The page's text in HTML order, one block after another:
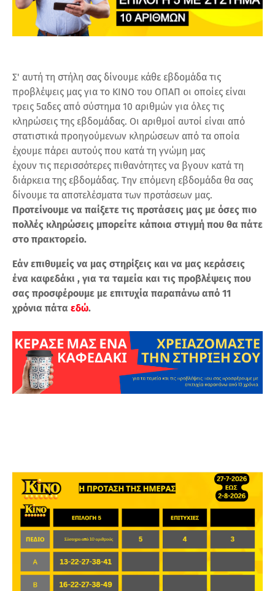
Σ' αυτή τη στήλη σας δίνουμε κάθε εβδομάδα τις
προβλέψεις μας για το ΚΙΝΟ του ΟΠΑΠ οι οποίες είναι
τρεις 5αδες από σύστημα 10 αριθμών για όλες τις
κληρώσεις της εβδομάδας. Οι αριθμοί αυτοί είναι από
στατιστικά προηγούμενων κληρώσεων από τα οποία
έχουμε πάρει αυτούς που κατά τη γνώμη μας
έχουν τις περισσότερες πιθανότητες να βγουν κατά τη
διάρκεια της εβδομάδας. Την επόμενη εβδομάδα θα σας
δίνουμε τα αποτελέσματα των προτάσεων μας.
Προτείνουμε να παίξετε τις προτάσεις μας με όσες πιο
πολλές κληρώσεις μπορείτε κάποια στιγμή που θα πάτε
στο πρακτορείο.
Εάν επιθυμείς να μας στηρίξεις και να μας κεράσεις
ένα καφεδάκι , για τα ταμεία και τις προβλέψεις που
σας προσφέρουμε με επιτυχία παραπάνω από 11
χρόνια πάτα εδώ.